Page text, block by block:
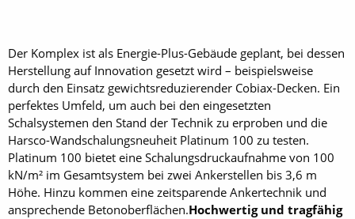
Der Komplex ist als Energie-Plus-Gebäude geplant, bei dessen
Herstellung auf Innovation gesetzt wird – beispielsweise
durch den Einsatz gewichtsreduzierender Cobiax-Decken. Ein
perfektes Umfeld, um auch bei den eingesetzten
Schalsystemen den Stand der Technik zu erproben und die
Harsco-Wandschalungsneuheit Platinum 100 zu testen.
Platinum 100 bietet eine Schalungsdruckaufnahme von 100
kN/m² im Gesamtsystem bei zwei Ankerstellen bis 3,6 m
Höhe. Hinzu kommen eine zeitsparende Ankertechnik und
ansprechende Betonoberflächen.Hochwertig und tragfähig